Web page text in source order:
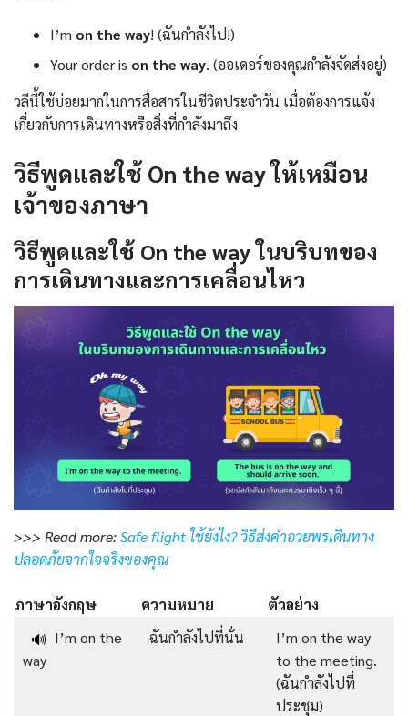
I’m on the way! (ฉันกำลังไป!)
Your order is on the way. (ออเดอร์ของคุณกำลังจัดส่งอยู่)
วลีนี้ใช้บ่อยมากในการสื่อสารในชีวิตประจำวัน เมื่อต้องการแจ้ง
เกี่ยวกับการเดินทางหรือสิ่งที่กำลังมาถึง
วิธีพูดและใช้ On the way ให้เหมือน
เจ้าของภาษา
วิธีพูดและใช้ On the way ในบริบทของ
การเดินทางและการเคลื่อนไหว
>>> Read more:Safe flight ใช้ยังไง? วิธีส่งคำอวยพรเดินทาง
ปลอดภัยจากใจจริงของคุณ
ภาษาอังกฤษ ความหมาย
ตัวอย่าง
🔊 I’m on the
way
ฉันกำลังไปที่นั่น
I’m on the way
to the meeting.
(ฉันกำลังไปที่
ประชุม)